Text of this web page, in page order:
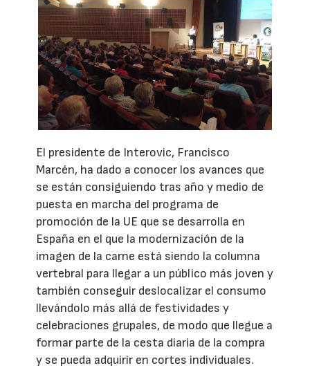
El presidente de Interovic, Francisco
Marcén, ha dado a conocer los avances que
se están consiguiendo tras año y medio de
puesta en marcha del programa de
promoción de la UE que se desarrolla en
España en el que la modernización de la
imagen de la carne está siendo la columna
vertebral para llegar a un público más joven y
también conseguir deslocalizar el consumo
llevándolo más allá de festividades y
celebraciones grupales, de modo que llegue a
formar parte de la cesta diaria de la compra
y se pueda adquirir en cortes individuales.